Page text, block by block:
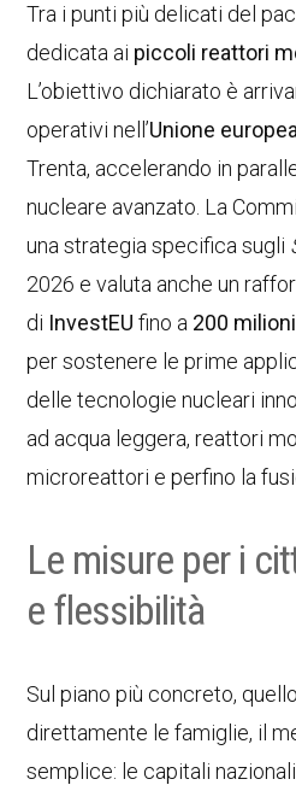
Tra i punti più delicati del
dedicata ai piccoli reattori
L’obiettivo dichiarato è
operativi nell’Unione europea
Trenta, accelerando in
nucleare avanzato. La
una strategia specifica sugli
2026 e valuta anche un
di InvestEU fino a 200
per sostenere le prime
delle tecnologie nucleari
ad acqua leggera, reattori
microreattori e perfino la
Le misure per i
e flessibilità
Sul piano più concreto,
direttamente le famiglie, il
semplice: le capitali